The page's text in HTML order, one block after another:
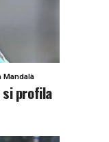
Mandalà
profila